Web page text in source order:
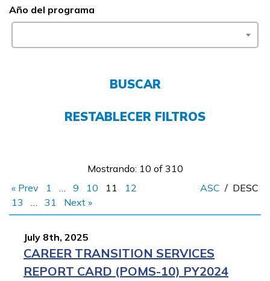
CONECTARSE
COMIENZA YA
Año del programa
BUSCAR
RESTABLECER FILTROS
Mostrando: 10 of 310
« Prev
1 … 9 10 11
12
13
… 31 Next »
ASC / DESC
July 8th, 2025
CAREER TRANSITION SERVICES
REPORT CARD (POMS-10) PY2024